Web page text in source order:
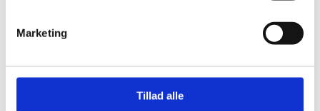
Marketing
Tillad alle
KONTAKT OS HER!